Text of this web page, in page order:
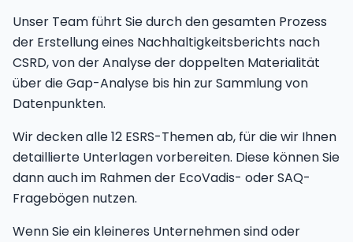
Unser Team führt Sie durch den gesamten Prozess
der Erstellung eines Nachhaltigkeitsberichts nach
CSRD, von der Analyse der doppelten Materialität
über die Gap-Analyse bis hin zur Sammlung von
Datenpunkten.
Wir decken alle 12 ESRS-Themen ab, für die wir Ihnen
detaillierte Unterlagen vorbereiten. Diese können Sie
dann auch im Rahmen der EcoVadis- oder SAQ-
Fragebögen nutzen.
Wenn Sie ein kleineres Unternehmen sind oder